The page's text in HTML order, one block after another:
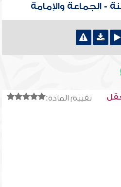
- الجماعة والإمامة
تقييم المادة: